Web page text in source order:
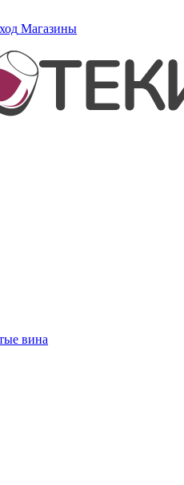
Магазины
вина